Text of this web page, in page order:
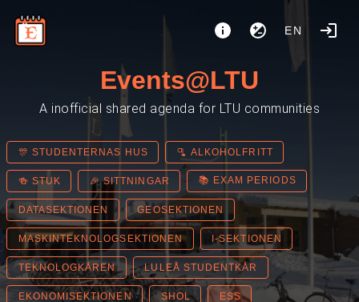
EN
Events@LTU
A inofficial shared agenda for LTU communities
🎊 STUDENTERNAS HUS 🫗 ALKOHOLFRITT
🍻 STUK 🎉 SITTNINGAR 📚 EXAM PERIODS
DATASEKTIONEN GEOSEKTIONEN
MASKINTEKNOLOGSEKTIONEN I-SEKTIONEN
TEKNOLOGKÅREN LULEÅ STUDENTKÅR
EKONOMISEKTIONEN SHOL ESS